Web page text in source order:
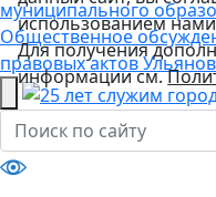
муниципального
Общественное
правовых актов
использованием
Для получения
информации см.